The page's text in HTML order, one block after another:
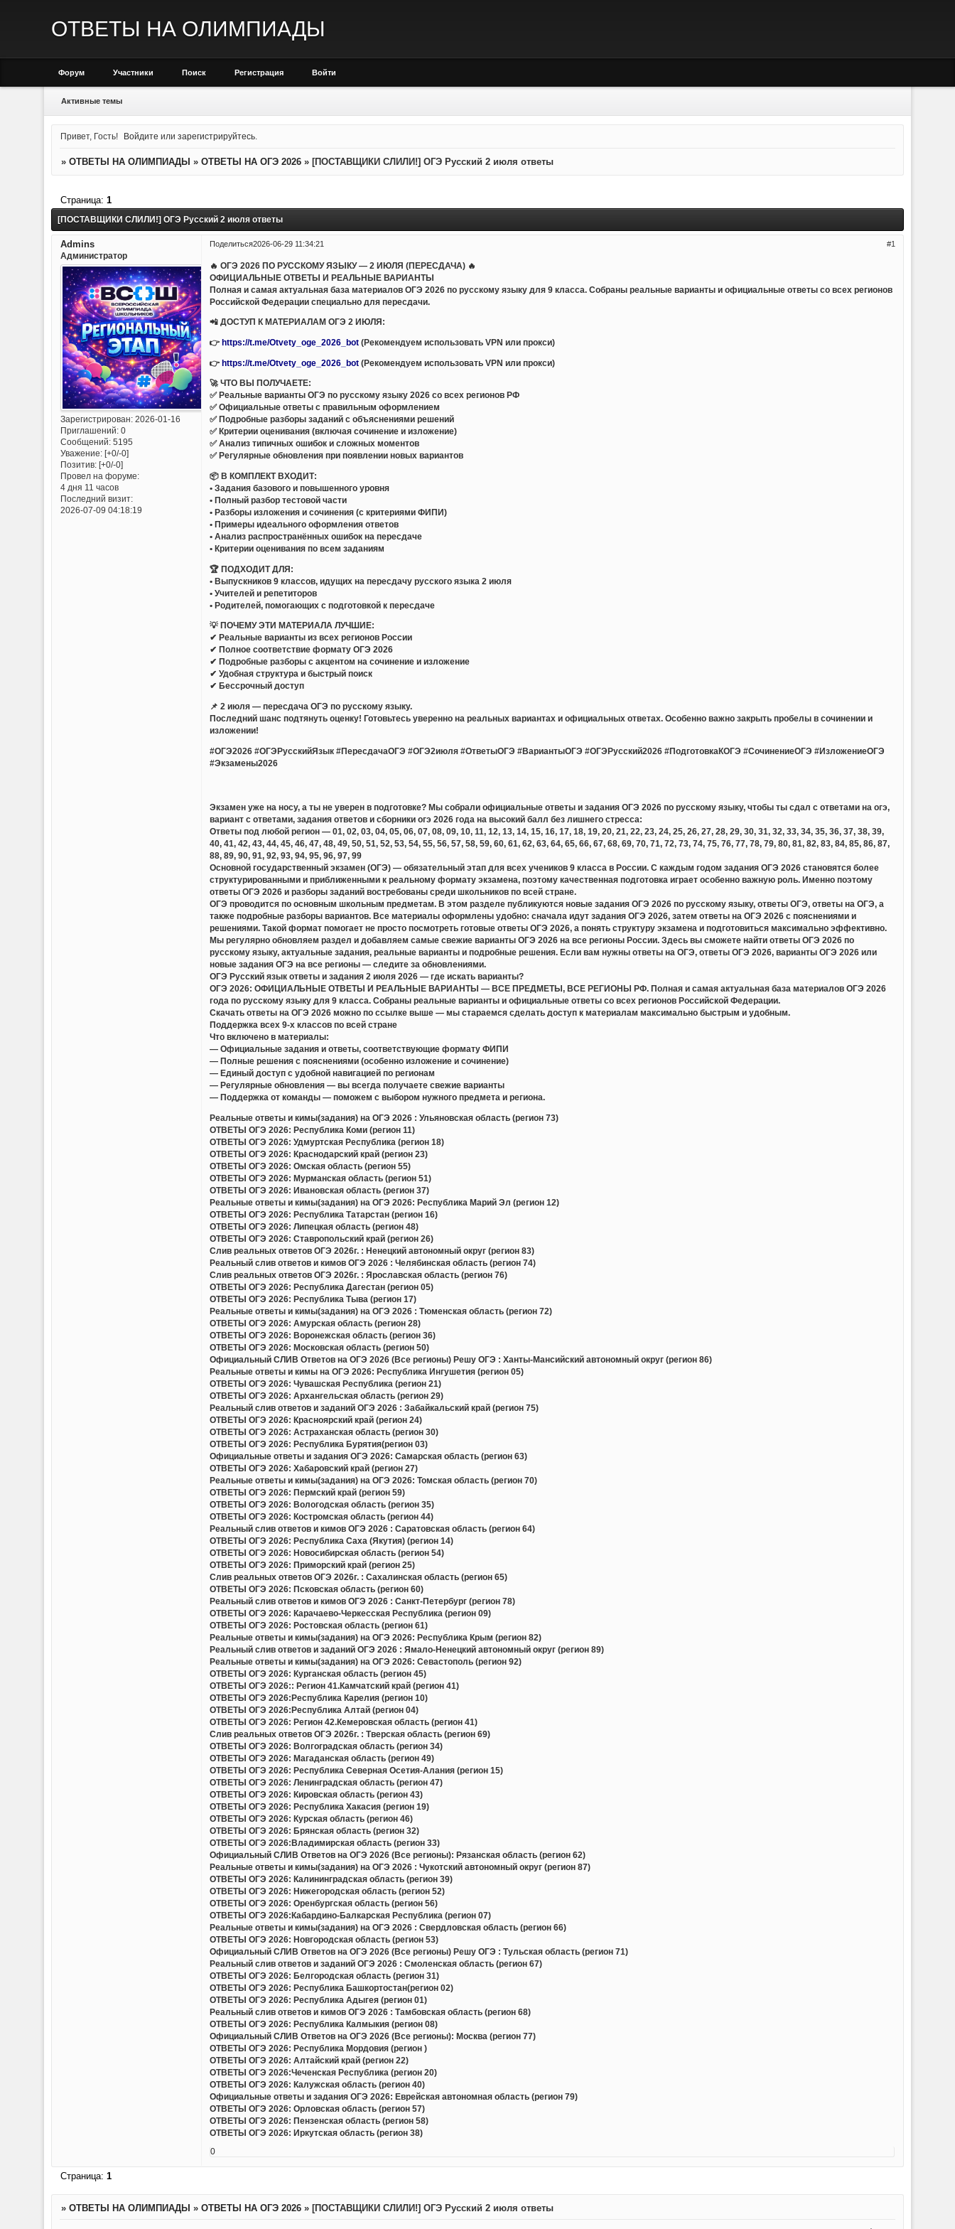
ОТВЕТЫ НА ОЛИМПИАДЫ
Форум Участники Поиск Регистрация Войти
Активные темы
Привет, Гость! Войдите илизарегистрируйтесь
» ОТВЕТЫ НА ОЛИМПИАДЫ » ОТВЕТЫ НА ОГЭ 2026 » [ПОСТАВЩИКИ СЛИЛИ!] ОГЭ Русский 2 июля ответы
[ПОСТАВЩИКИ СЛИЛИ!] ОГЭ Русский 2 июля ответы
Страница: 1
Поделиться 1
2026-06-29 11:34:21
Admins
Администратор
Зарегистрирован: 2026-01-16
Приглашений:0
Сообщений:5195
Уважение: [+0/-0]
Позитив: [+0/-0]
Провел на форуме:
4 дня 11 часов
Последний визит:
2026-07-09 04:18:19
🔥 ОГЭ 2026 ПО РУССКОМУ ЯЗЫКУ — 2 ИЮЛЯ (ПЕРЕСДАЧА) 🔥
ОФИЦИАЛЬНЫЕ ОТВЕТЫ И РЕАЛЬНЫЕ ВАРИАНТЫ
Полная и самая актуальная база материалов ОГЭ 2026 по русскому языку для 9 класса. Собраны реальные варианты и официальные ответы со всех регионов
Российской Федерации специально для пересдачи.
📲 ДОСТУП К МАТЕРИАЛАМ ОГЭ 2 ИЮЛЯ:
👉 https://t.me/Otvety_oge_2026_bot (Рекомендуем использовать VPN или прокси)
👉https://t.me/Otvety_oge_2026_bot (Рекомендуем использовать VPN или прокси)
🚀 ЧТО ВЫ ПОЛУЧАЕТЕ:
✅ Реальные варианты ОГЭ по русскому языку 2026 со всех регионов РФ
✅ Официальные ответы с правильным оформлением
✅ Подробные разборы заданий с объяснениями решений
✅ Критерии оценивания (включая сочинение и изложение)
✅ Анализ типичных ошибок и сложных моментов
✅ Регулярные обновления при появлении новых вариантов
📦 В КОМПЛЕКТ ВХОДИТ:
• Задания базового и повышенного уровня
• Полный разбор тестовой части
• Разборы изложения и сочинения (с критериями ФИПИ)
• Примеры идеального оформления ответов
• Анализ распространённых ошибок на пересдаче
• Критерии оценивания по всем заданиям
🏆 ПОДХОДИТ ДЛЯ:
• Выпускников 9 классов, идущих на пересдачу русского языка 2 июля
• Учителей и репетиторов
• Родителей, помогающих с подготовкой к пересдаче
💡 ПОЧЕМУ ЭТИ МАТЕРИАЛА ЛУЧШИЕ:
✔ Реальные варианты из всех регионов России
✔ Полное соответствие формату ОГЭ 2026
✔ Подробные разборы с акцентом на сочинение и изложение
✔ Удобная структура и быстрый поиск
✔ Бессрочный доступ
📌 2 июля — пересдача ОГЭ по русскому языку.
Последний шанс подтянуть оценку! Готовьтесь уверенно на реальных вариантах и официальных ответах. Особенно важно закрыть пробелы в сочинении и
изложении!
#ОГЭ2026 #ОГЭРусскийЯзык #ПересдачаОГЭ #ОГЭ2июля #ОтветыОГЭ #ВариантыОГЭ #ОГЭРусский2026 #ПодготовкаКОГЭ #СочинениеОГЭ #ИзложениеОГЭ
#Экзамены2026
Экзамен уже на носу, а ты не уверен в подготовке? Мы собрали официальные ответы и задания ОГЭ 2026 по русскому языку, чтобы ты сдал с ответами на огэ,
вариант с ответами, задания ответов и сборники огэ 2026 года на высокий балл без лишнего стресса:
Ответы под любой регион — 01, 02, 03, 04, 05, 06, 07, 08, 09, 10, 11, 12, 13, 14, 15, 16, 17, 18, 19, 20, 21, 22, 23, 24, 25, 26, 27, 28, 29, 30, 31, 32, 33, 34, 35, 36, 37, 38, 39,
40, 41, 42, 43, 44, 45, 46, 47, 48, 49, 50, 51, 52, 53, 54, 55, 56, 57, 58, 59, 60, 61, 62, 63, 64, 65, 66, 67, 68, 69, 70, 71, 72, 73, 74, 75, 76, 77, 78, 79, 80, 81, 82, 83, 84, 85, 86, 87,
88, 89, 90, 91, 92, 93, 94, 95, 96, 97, 99
Основной государственный экзамен (ОГЭ) — обязательный этап для всех учеников 9 класса в России. С каждым годом задания ОГЭ 2026 становятся более
структурированными и приближенными к реальному формату экзамена, поэтому качественная подготовка играет особенно важную роль. Именно поэтому
ответы ОГЭ 2026 и разборы заданий востребованы среди школьников по всей стране.
ОГЭ проводится по основным школьным предметам. В этом разделе публикуются новые задания ОГЭ 2026 по русскому языку, ответы ОГЭ, ответы на ОГЭ, а
также подробные разборы вариантов. Все материалы оформлены удобно: сначала идут задания ОГЭ 2026, затем ответы на ОГЭ 2026 с пояснениями и
решениями. Такой формат помогает не просто посмотреть готовые ответы ОГЭ 2026, а понять структуру экзамена и подготовиться максимально эффективно.
Мы регулярно обновляем раздел и добавляем самые свежие варианты ОГЭ 2026 на все регионы России. Здесь вы сможете найти ответы ОГЭ 2026 по
русскому языку, актуальные задания, реальные варианты и подробные решения. Если вам нужны ответы на ОГЭ, ответы ОГЭ 2026, варианты ОГЭ 2026 или
новые задания ОГЭ на все регионы — следите за обновлениями.
ОГЭ Русский язык ответы и задания 2 июля 2026 — где искать варианты?
ОГЭ 2026: ОФИЦИАЛЬНЫЕ ОТВЕТЫ И РЕАЛЬНЫЕ ВАРИАНТЫ — ВСЕ ПРЕДМЕТЫ, ВСЕ РЕГИОНЫ РФ. Полная и самая актуальная база материалов ОГЭ 2026
года по русскому языку для 9 класса. Собраны реальные варианты и официальные ответы со всех регионов Российской Федерации.
Скачать ответы на ОГЭ 2026 можно по ссылке выше — мы стараемся сделать доступ к материалам максимально быстрым и удобным.
Поддержка всех 9-х классов по всей стране
Что включено в материалы:
— Официальные задания и ответы, соответствующие формату ФИПИ
— Полные решения с пояснениями (особенно изложение и сочинение)
— Единый доступ с удобной навигацией по регионам
— Регулярные обновления — вы всегда получаете свежие варианты
— Поддержка от команды — поможем с выбором нужного предмета и региона.
Реальные ответы и кимы(задания) на ОГЭ 2026 : Ульяновская область (регион 73)
ОТВЕТЫ ОГЭ 2026: Республика Коми (регион 11)
ОТВЕТЫ ОГЭ 2026: Удмуртская Республика (регион 18)
ОТВЕТЫ ОГЭ 2026: Краснодарский край (регион 23)
ОТВЕТЫ ОГЭ 2026: Омская область (регион 55)
ОТВЕТЫ ОГЭ 2026: Мурманская область (регион 51)
ОТВЕТЫ ОГЭ 2026: Ивановская область (регион 37)
Реальные ответы и кимы(задания) на ОГЭ 2026: Республика Марий Эл (регион 12)
ОТВЕТЫ ОГЭ 2026: Республика Татарстан (регион 16)
ОТВЕТЫ ОГЭ 2026: Липецкая область (регион 48)
ОТВЕТЫ ОГЭ 2026: Ставропольский край (регион 26)
Слив реальных ответов ОГЭ 2026г. : Ненецкий автономный округ (регион 83)
Реальный слив ответов и кимов ОГЭ 2026 : Челябинская область (регион 74)
Слив реальных ответов ОГЭ 2026г. : Ярославская область (регион 76)
ОТВЕТЫ ОГЭ 2026: Республика Дагестан (регион 05)
ОТВЕТЫ ОГЭ 2026: Республика Тыва (регион 17)
Реальные ответы и кимы(задания) на ОГЭ 2026 : Тюменская область (регион 72)
ОТВЕТЫ ОГЭ 2026: Амурская область (регион 28)
ОТВЕТЫ ОГЭ 2026: Воронежская область (регион 36)
ОТВЕТЫ ОГЭ 2026: Московская область (регион 50)
Официальный СЛИВ Ответов на ОГЭ 2026 (Все регионы) Решу ОГЭ : Ханты-Мансийский автономный округ (регион 86)
Реальные ответы и кимы на ОГЭ 2026: Республика Ингушетия (регион 05)
ОТВЕТЫ ОГЭ 2026: Чувашская Республика (регион 21)
ОТВЕТЫ ОГЭ 2026: Архангельская область (регион 29)
Реальный слив ответов и заданий ОГЭ 2026 : Забайкальский край (регион 75)
ОТВЕТЫ ОГЭ 2026: Красноярский край (регион 24)
ОТВЕТЫ ОГЭ 2026: Астраханская область (регион 30)
ОТВЕТЫ ОГЭ 2026: Республика Бурятия(регион 03)
Официальные ответы и задания ОГЭ 2026: Самарская область (регион 63)
ОТВЕТЫ ОГЭ 2026: Хабаровский край (регион 27)
Реальные ответы и кимы(задания) на ОГЭ 2026: Томская область (регион 70)
ОТВЕТЫ ОГЭ 2026: Пермский край (регион 59)
ОТВЕТЫ ОГЭ 2026: Вологодская область (регион 35)
ОТВЕТЫ ОГЭ 2026: Костромская область (регион 44)
Реальный слив ответов и кимов ОГЭ 2026 : Саратовская область (регион 64)
ОТВЕТЫ ОГЭ 2026: Республика Саха (Якутия) (регион 14)
ОТВЕТЫ ОГЭ 2026: Новосибирская область (регион 54)
ОТВЕТЫ ОГЭ 2026: Приморский край (регион 25)
Слив реальных ответов ОГЭ 2026г. : Сахалинская область (регион 65)
ОТВЕТЫ ОГЭ 2026: Псковская область (регион 60)
Реальный слив ответов и кимов ОГЭ 2026 : Санкт-Петербург (регион 78)
ОТВЕТЫ ОГЭ 2026: Карачаево-Черкесская Республика (регион 09)
ОТВЕТЫ ОГЭ 2026: Ростовская область (регион 61)
Реальные ответы и кимы(задания) на ОГЭ 2026: Республика Крым (регион 82)
Реальный слив ответов и заданий ОГЭ 2026 : Ямало-Ненецкий автономный округ (регион 89)
Реальные ответы и кимы(задания) на ОГЭ 2026: Севастополь (регион 92)
ОТВЕТЫ ОГЭ 2026: Курганская область (регион 45)
ОТВЕТЫ ОГЭ 2026:: Регион 41.Камчатский край (регион 41)
ОТВЕТЫ ОГЭ 2026:Республика Карелия (регион 10)
ОТВЕТЫ ОГЭ 2026:Республика Алтай (регион 04)
ОТВЕТЫ ОГЭ 2026: Регион 42.Кемеровская область (регион 41)
Слив реальных ответов ОГЭ 2026г. : Тверская область (регион 69)
ОТВЕТЫ ОГЭ 2026: Волгоградская область (регион 34)
ОТВЕТЫ ОГЭ 2026: Магаданская область (регион 49)
ОТВЕТЫ ОГЭ 2026: Республика Северная Осетия-Алания (регион 15)
ОТВЕТЫ ОГЭ 2026: Ленинградская область (регион 47)
ОТВЕТЫ ОГЭ 2026: Кировская область (регион 43)
ОТВЕТЫ ОГЭ 2026: Республика Хакасия (регион 19)
ОТВЕТЫ ОГЭ 2026: Курская область (регион 46)
ОТВЕТЫ ОГЭ 2026: Брянская область (регион 32)
ОТВЕТЫ ОГЭ 2026:Владимирская область (регион 33)
Официальный СЛИВ Ответов на ОГЭ 2026 (Все регионы): Рязанская область (регион 62)
Реальные ответы и кимы(задания) на ОГЭ 2026 : Чукотский автономный округ (регион 87)
ОТВЕТЫ ОГЭ 2026: Калининградская область (регион 39)
ОТВЕТЫ ОГЭ 2026: Нижегородская область (регион 52)
ОТВЕТЫ ОГЭ 2026: Оренбургская область (регион 56)
ОТВЕТЫ ОГЭ 2026:Кабардино-Балкарская Республика (регион 07)
Реальные ответы и кимы(задания) на ОГЭ 2026 : Свердловская область (регион 66)
ОТВЕТЫ ОГЭ 2026: Новгородская область (регион 53)
Официальный СЛИВ Ответов на ОГЭ 2026 (Все регионы) Решу ОГЭ : Тульская область (регион 71)
Реальный слив ответов и заданий ОГЭ 2026 : Смоленская область (регион 67)
ОТВЕТЫ ОГЭ 2026: Белгородская область (регион 31)
ОТВЕТЫ ОГЭ 2026: Республика Башкортостан(регион 02)
ОТВЕТЫ ОГЭ 2026: Республика Адыгея (регион 01)
Реальный слив ответов и кимов ОГЭ 2026 : Тамбовская область (регион 68)
ОТВЕТЫ ОГЭ 2026: Республика Калмыкия (регион 08)
Официальный СЛИВ Ответов на ОГЭ 2026 (Все регионы): Москва (регион 77)
ОТВЕТЫ ОГЭ 2026: Республика Мордовия (регион )
ОТВЕТЫ ОГЭ 2026: Алтайский край (регион 22)
ОТВЕТЫ ОГЭ 2026:Чеченская Республика (регион 20)
ОТВЕТЫ ОГЭ 2026: Калужская область (регион 40)
Официальные ответы и задания ОГЭ 2026: Еврейская автономная область (регион 79)
ОТВЕТЫ ОГЭ 2026: Орловская область (регион 57)
ОТВЕТЫ ОГЭ 2026: Пензенская область (регион 58)
ОТВЕТЫ ОГЭ 2026: Иркутская область (регион 38)
0
Страница: 1
» ОТВЕТЫ НА ОЛИМПИАДЫ » ОТВЕТЫ НА ОГЭ 2026 » [ПОСТАВЩИКИ СЛИЛИ!] ОГЭ Русский 2 июля ответы